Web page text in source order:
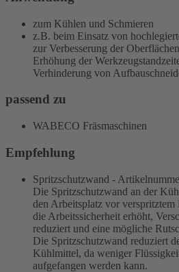
zum Kühlen und Schmieren
z.B. beim Einsatz von
zur Verbesserung der
Erhöhung der
Verhinderung von
passend zu
WABECO Fräsmaschinen
Empfehlung
Spritzschutzwand -
Die Spritzschutzwand an der
den Arbeitsplatz vor
die Arbeitssicherheit erhöht,
reduziert und eine mögliche
Die Spritzschutzwand reduziert
Kühlmittel, da weniger
aufgefangen werden kann.